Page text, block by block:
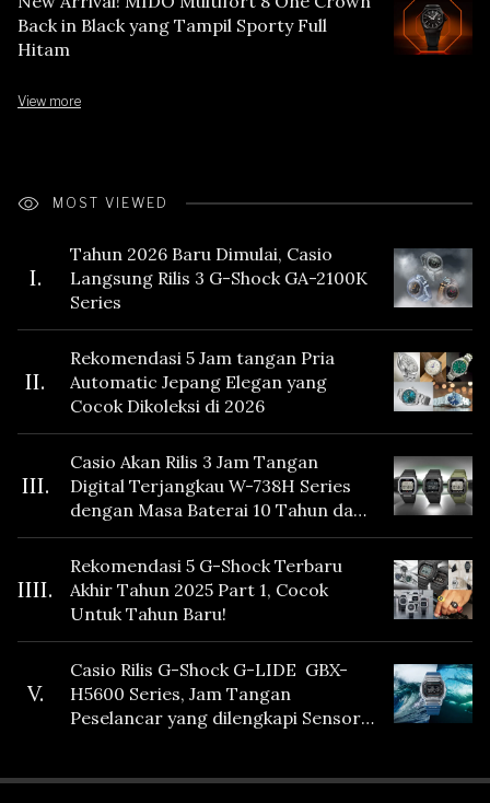
Back in Black yang Tampil Sporty Full
Hitam
View more
MOST VIEWED
I.
Tahun 2026 Baru Dimulai, Casio
Langsung Rilis 3 G-Shock GA-2100K
Series
II.
Rekomendasi 5 Jam tangan Pria
Automatic Jepang Elegan yang
Cocok Dikoleksi di 2026
III.
Casio Akan Rilis 3 Jam Tangan
Digital Terjangkau W-738H Series
dengan Masa Baterai 10 Tahun dan
Fitur Vibration
IIII.
Rekomendasi 5 G-Shock Terbaru
Akhir Tahun 2025 Part 1, Cocok
Untuk Tahun Baru!
V.
Casio Rilis G-Shock G-LIDE GBX-
H5600 Series, Jam Tangan
Peselancar yang dilengkapi Sensor